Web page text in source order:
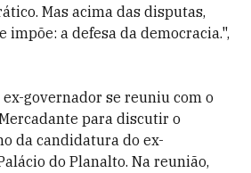
Mas acima das disputas,
impõe: a defesa da democracia.",
governador se reuniu com o
para discutir o
da candidatura do ex-
do Planalto. Na reunião,